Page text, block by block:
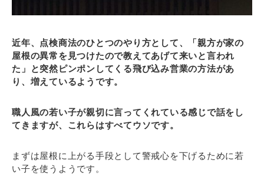
近年、点検商法のひとつのやり方として、「親方が家の
屋根の異常を見つけたので教えてあげて来いと言われ
た」と突然ピンポンしてくる飛び込み営業の方法があ
り、増えているようです。
職人風の若い子が親切に言ってくれている感じで話をし
てきますが、これらはすべてウソです。
まずは屋根に上がる手段として警戒心を下げるために若
い子を使うようです。